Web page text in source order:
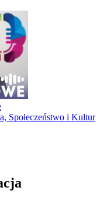
Społeczeństwo i Kultura